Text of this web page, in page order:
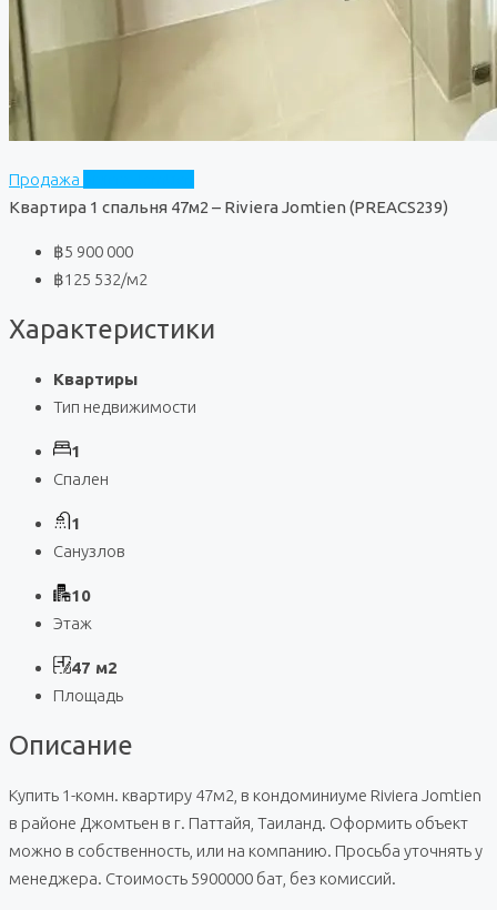
Продажа
Квартира 1 спальня 47м2 – Riviera Jomtien (PREACS239)
฿5 900 000
฿125 532/м2
Характеристики
Квартиры
Тип недвижимости
1
Спален
1
Санузлов
10
Этаж
47 м2
Площадь
Описание
Купить 1-комн. квартиру 47м2, в кондоминиуме Riviera Jomtien
в районе Джомтьен в г. Паттайя, Таиланд. Оформить объект
можно в собственность, или на компанию. Просьба уточнять у
менеджера. Стоимость 5900000 бат, без комиссий.